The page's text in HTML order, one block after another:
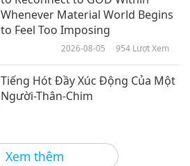
Tin Đáng Chú Ý
Xem thêm
Whenever Material World Begins
to Feel Too Imposing
2026-08-05 954 Lượt Xem
Tiếng Hót Đầy Xúc Động Của Một
Người-Thân-Chim
2026-08-05